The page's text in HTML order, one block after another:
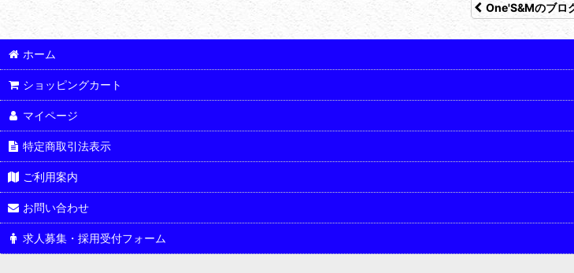
One'S&Mのブロ
ホーム
ショッピングカート
マイページ
特定商取引法表示
ご利用案内
お問い合わせ
求人募集・採用受付フォーム